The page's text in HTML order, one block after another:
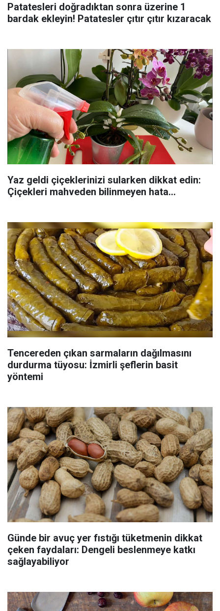
Patatesleri doğradıktan sonra üzerine 1
bardak ekleyin! Patatesler çıtır çıtır kızaracak
Yaz geldi çiçeklerinizi sularken dikkat edin:
Çiçekleri mahveden bilinmeyen hata...
Tencereden çıkan sarmaların dağılmasını
durdurma tüyosu: İzmirli şeflerin basit
yöntemi
Günde bir avuç yer fıstığı tüketmenin dikkat
çeken faydaları: Dengeli beslenmeye katkı
sağlayabiliyor